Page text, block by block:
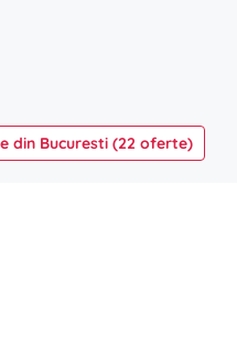
din Bucuresti (22 oferte)